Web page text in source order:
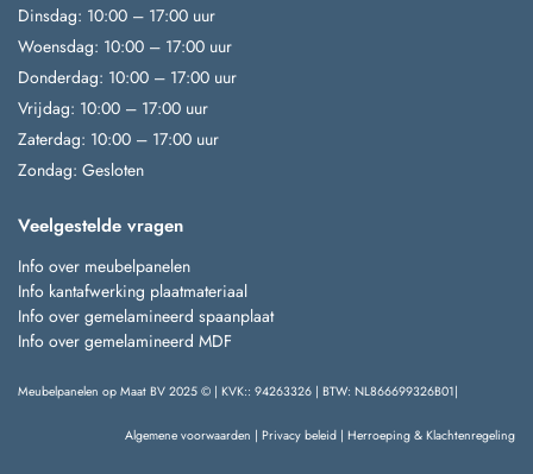
Dinsdag: 10:00 – 17:00 uur
Woensdag: 10:00 – 17:00 uur
Donderdag: 10:00 – 17:00 uur
Vrijdag: 10:00 – 17:00 uur
Zaterdag: 10:00 – 17:00 uur
Zondag: Gesloten
Veelgestelde vragen
Info over meubelpanelen
Info kantafwerking plaatmateriaal
Info over gemelamineerd spaanplaat
Info over gemelamineerd MDF
Meubelpanelen op Maat BV 2025 © | KVK:: 94263326 | BTW: NL866699326B01|
Algemene voorwaarden | Privacy beleid | Herroeping & Klachtenregeling